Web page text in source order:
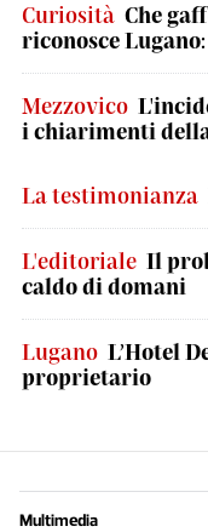
Curiosità Che
riconosce
Mezzovico
i chiarimenti
La testimonianza
L'editoriale Il
caldo di domani
Lugano L’Hotel
proprietario
Multimedia